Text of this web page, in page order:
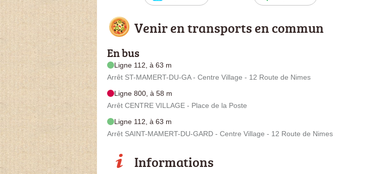
Venir en transports en commun
En bus
Ligne 112, à 63 m
Arrêt ST-MAMERT-DU-GA - Centre Village - 12 Route de Nimes
Ligne 800, à 58 m
Arrêt CENTRE VILLAGE - Place de la Poste
Ligne 112, à 63 m
Arrêt SAINT-MAMERT-DU-GARD - Centre Village - 12 Route de Nimes
Informations